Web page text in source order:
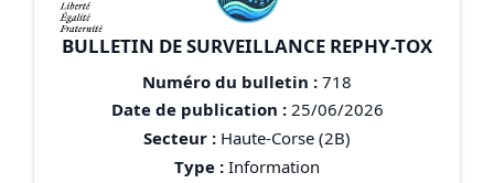
BULLETIN DE SURVEILLANCE REPHY-TOX
Numéro du bulletin : 718
Date de publication :25/06/2026
Secteur : Haute-Corse (2B)
Type : Information